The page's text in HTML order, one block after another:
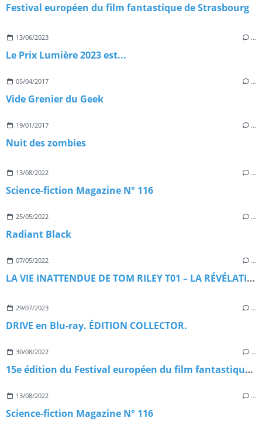
Festival européen du film fantastique de Strasbourg
13/06/2023 …
Le Prix Lumière 2023 est...
05/04/2017 …
Vide Grenier du Geek
19/01/2017 …
Nuit des zombies
13/08/2022 …
Science-fiction Magazine N° 116
25/05/2022 …
Radiant Black
07/05/2022 …
LA VIE INATTENDUE DE TOM RILEY T01 – LA RÉVÉLATION
29/07/2023 …
DRIVE en Blu-ray. ÉDITION COLLECTOR.
30/08/2022 …
15e édition du Festival européen du film fantastique de Strasbourg
13/08/2022 …
Science-fiction Magazine N° 116